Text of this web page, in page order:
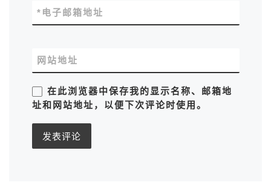
电子邮箱地址
*
网站地址
在此浏览器中保存我的显示名称、邮箱地
址和网站地址，以便下次评论时使用。